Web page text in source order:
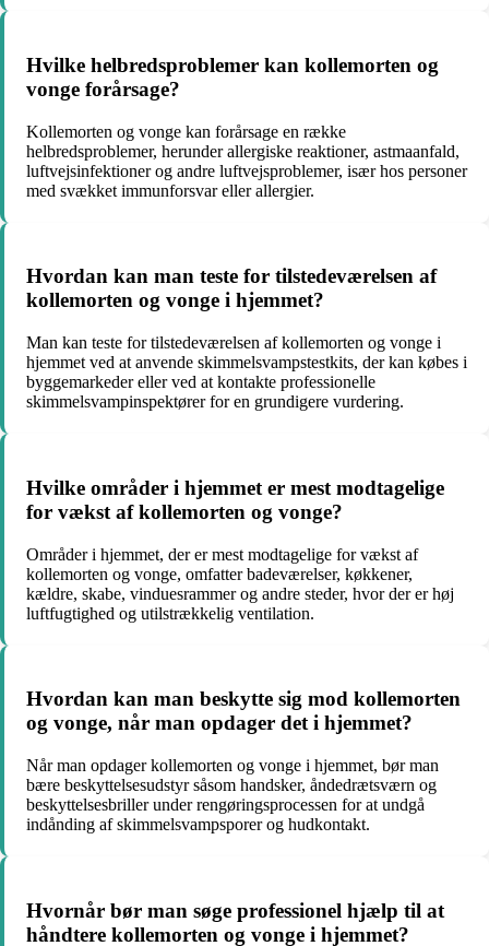
Hvilke helbredsproblemer kan kollemorten og
vonge forårsage?
Kollemorten og vonge kan forårsage en række
helbredsproblemer, herunder allergiske reaktioner, astmaanfald,
luftvejsinfektioner og andre luftvejsproblemer, især hos personer
med svækket immunforsvar eller allergier.
Hvordan kan man teste for tilstedeværelsen af
kollemorten og vonge i hjemmet?
Man kan teste for tilstedeværelsen af kollemorten og vonge i
hjemmet ved at anvende skimmelsvampstestkits, der kan købes i
byggemarkeder eller ved at kontakte professionelle
skimmelsvampinspektører for en grundigere vurdering.
Hvilke områder i hjemmet er mest modtagelige
for vækst af kollemorten og vonge?
Områder i hjemmet, der er mest modtagelige for vækst af
kollemorten og vonge, omfatter badeværelser, køkkener,
kældre, skabe, vinduesrammer og andre steder, hvor der er høj
luftfugtighed og utilstrækkelig ventilation.
Hvordan kan man beskytte sig mod kollemorten
og vonge, når man opdager det i hjemmet?
Når man opdager kollemorten og vonge i hjemmet, bør man
bære beskyttelsesudstyr såsom handsker, åndedrætsværn og
beskyttelsesbriller under rengøringsprocessen for at undgå
indånding af skimmelsvampsporer og hudkontakt.
Hvornår bør man søge professionel hjælp til at
håndtere kollemorten og vonge i hjemmet?